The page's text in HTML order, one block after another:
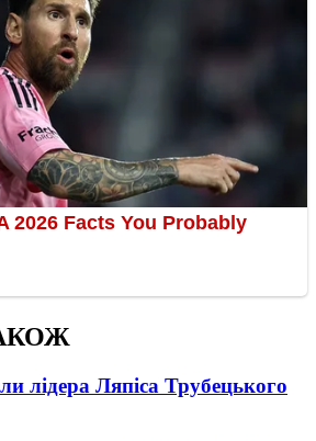
лідера Ляпіса Трубецького